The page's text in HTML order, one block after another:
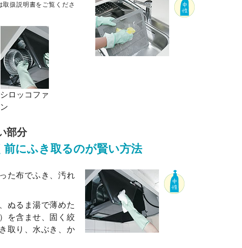
扱説明書をご覧くださ
シロッコファ
ン
部分
前にふき取るのが賢い方法
た布でふき、汚れ
ぬるま湯で薄めた
を含ませ、固く絞
取り、水ぶき、か